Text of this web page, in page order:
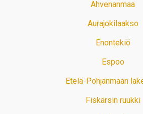
Ahvenanmaa
Aurajokilaakso
Enontekiö
Espoo
Etelä-Pohjanmaan
Fiskarsin ruukki